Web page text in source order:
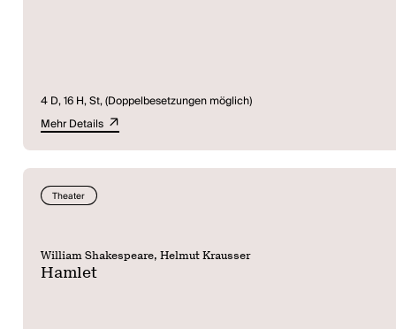
4 D, 16 H, St, (Doppelbesetzungen möglich)
Mehr Details
Theater
William Shakespeare, Helmut Krausser
Hamlet